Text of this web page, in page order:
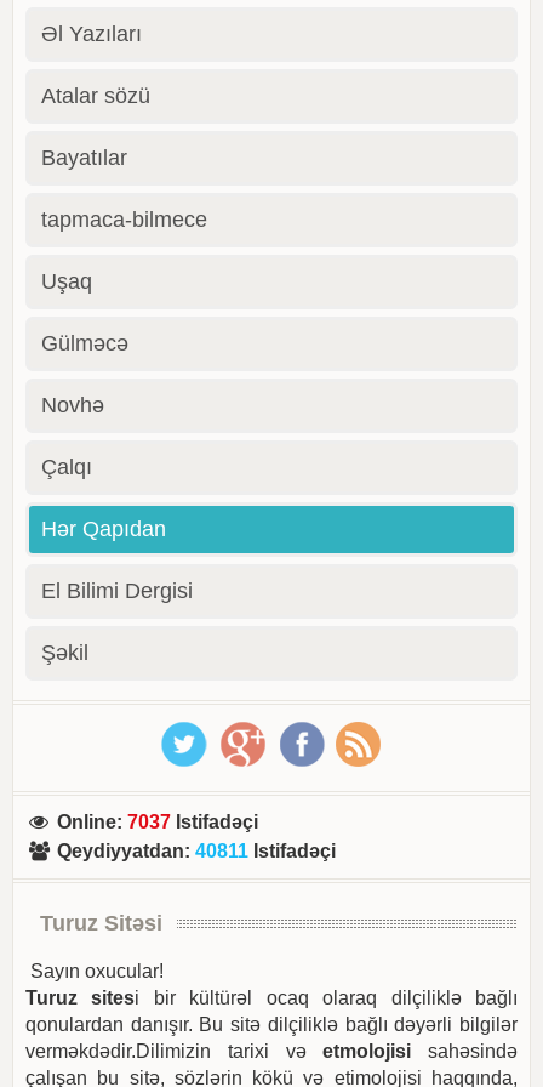
Əl Yazıları
Atalar sözü
Bayatılar
tapmaca-bilmece
Uşaq
Gülməcə
Novhə
Çalqı
Hər Qapıdan
El Bilimi Dergisi
Şəkil
Online:7037 Istifadəçi
Qeydiyyatdan:40811 Istifadəçi
Turuz Sitəsi
Sayın oxucular!
Turuz sitesi bir kültürəl ocaq olaraq dilçiliklə bağlı
qonulardan danışır. Bu sitə dilçiliklə bağlı dəyərli bilgilər
verməkdədir.Dilimizin tarixi vəetmolojisi sahəsində
çalışan bu sitə, sözlərin kökü və etimolojisi haqqında,